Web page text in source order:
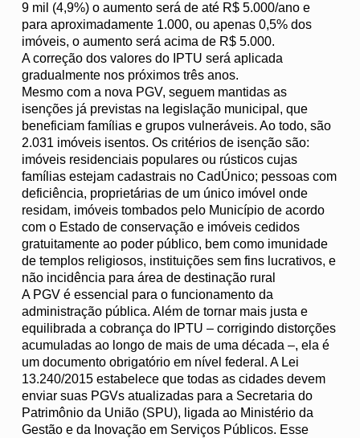
9 mil (4,9%) o aumento será de até R$ 5.000/ano e
para aproximadamente 1.000, ou apenas 0,5% dos
imóveis, o aumento será acima de R$ 5.000.
A correção dos valores do IPTU será aplicada
gradualmente nos próximos três anos.
Mesmo com a nova PGV, seguem mantidas as
isenções já previstas na legislação municipal, que
beneficiam famílias e grupos vulneráveis. Ao todo, são
2.031 imóveis isentos. Os critérios de isenção são:
imóveis residenciais populares ou rústicos cujas
famílias estejam cadastrais no CadÚnico; pessoas com
deficiência, proprietárias de um único imóvel onde
residam, imóveis tombados pelo Município de acordo
com o Estado de conservação e imóveis cedidos
gratuitamente ao poder público, bem como imunidade
de templos religiosos, instituições sem fins lucrativos, e
não incidência para área de destinação rural
A PGV é essencial para o funcionamento da
administração pública. Além de tornar mais justa e
equilibrada a cobrança do IPTU – corrigindo distorções
acumuladas ao longo de mais de uma década –, ela é
um documento obrigatório em nível federal. A Lei
13.240/2015 estabelece que todas as cidades devem
enviar suas PGVs atualizadas para a Secretaria do
Patrimônio da União (SPU), ligada ao Ministério da
Gestão e da Inovação em Serviços Públicos. Esse